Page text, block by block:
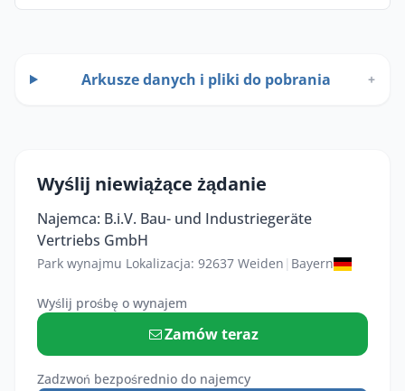
Arkusze danych i pliki do pobrania +
Wyślij niewiążące żądanie
Najemca: B.i.V. Bau- und Industriegeräte
Vertriebs GmbH
Park wynajmu Lokalizacja: 92637 Weiden | Bayern
Wyślij prośbę o wynajem
Zamów teraz
Zadzwoń bezpośrednio do najemcy